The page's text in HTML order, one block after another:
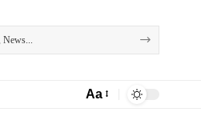
Aa